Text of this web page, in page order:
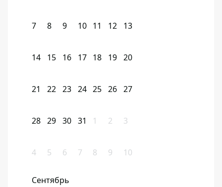
7 8 9 10 11 12 13
14 15 16 17 18 19 20
21 22 23 24 25 26 27
28 29 30 31 1 2 3
4 5 6 7 8 9 10
Сентябрь